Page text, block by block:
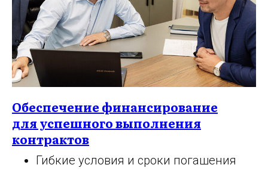
Обеспечение финансирование
для успешного выполнения
контрактов
Гибкие условия и сроки погашения